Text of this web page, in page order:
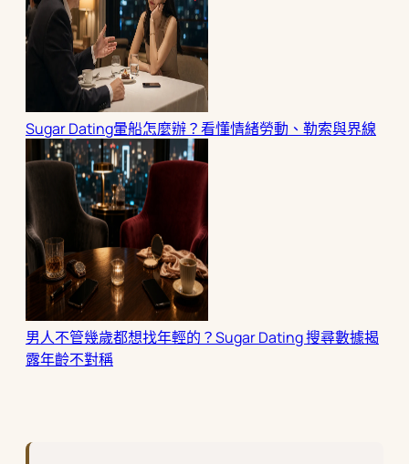
Sugar Dating暈船怎麼辦？看懂情緒勞動、勒索與界線
男人不管幾歲都想找年輕的？Sugar Dating 搜尋數據揭
露年齡不對稱